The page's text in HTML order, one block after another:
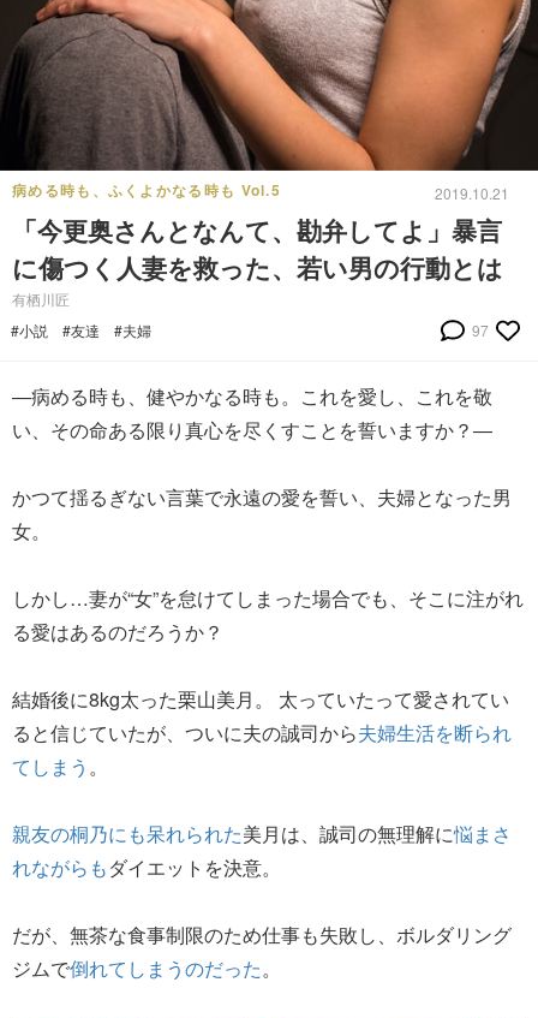
病める時も、ふくよかなる時も Vol.5 2019.10.21
「今更奥さんとなんて、勘弁してよ」暴言
に傷つく人妻を救った、若い男の行動とは
有栖川匠
#小説
#友達 #夫婦 97
―病める時も、健やかなる時も。これを愛し、これを敬
い、その命ある限り真心を尽くすことを誓いますか？―
かつて揺るぎない言葉で永遠の愛を誓い、夫婦となった男
女。
しかし…妻が“女”を怠けてしまった場合でも、そこに注がれ
る愛はあるのだろうか？
結婚後に8kg太った栗山美月。 太っていたって愛されてい
ると信じていたが、ついに夫の誠司から夫婦生活を断られ
てしまう 。
親友の桐乃にも呆れられた美月は、誠司の無理解に悩まさ
れながらもダイエットを決意。
だが、無茶な食事制限のため仕事も失敗し、ボルダリング
ジムで倒れてしまうのだった。